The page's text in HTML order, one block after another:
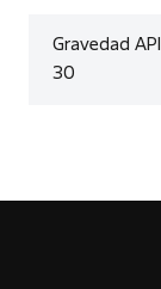
Gravedad API
30